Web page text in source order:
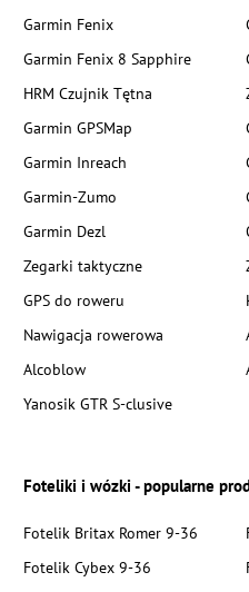
Garmin Fenix
Garmin Fenix 8 Sapphire
HRM Czujnik Tętna
Garmin GPSMap
Garmin Inreach
Garmin-Zumo
Garmin Dezl
Zegarki taktyczne
GPS do roweru
Nawigacja rowerowa
Alcoblow
Yanosik GTR S-clusive
Foteliki i wózki - popularne
Fotelik Britax Romer 9-36
Fotelik Cybex 9-36